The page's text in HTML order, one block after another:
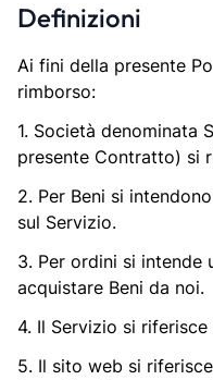
Definizioni
Ai fini della presente
rimborso:
1. Società denominata
presente Contratto) si
2. Per Beni si
sul Servizio.
3. Per ordini si intende
acquistare Beni da noi.
4. Il Servizio si riferisce
5. Il sito web si